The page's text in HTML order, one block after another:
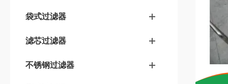
袋式过滤器
滤芯过滤器
不锈钢过滤器